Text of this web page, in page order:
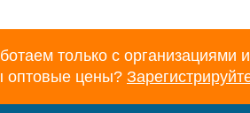
только с организациями
оптовые цены?